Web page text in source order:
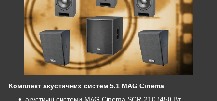
Комплект акустичних систем 5.1 MAG Cinema
акустичні системи MAG Cinema SCR-210 (450 Вт